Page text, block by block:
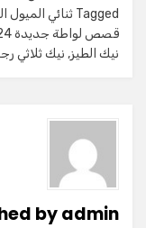
Tagged ثنائي الميول
قصص لواطة جديدة 2024
نيك الطيز, نيك ثلاثي
byadmin